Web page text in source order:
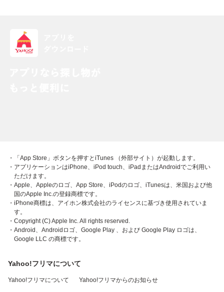
・「App Store」ボタンを押すとiTunes （外部サイト）が起動します。
・アプリケーションはiPhone、iPod touch、iPadまたはAndroidでご利用い
ただけます。
・Apple、Appleのロゴ、App Store、iPodのロゴ、iTunesは、米国および他
国のApple Inc.の登録商標です。
・iPhone商標は、アイホン株式会社のライセンスに基づき使用されていま
す。
・Copyright (C) Apple Inc. All rights reserved.
・Android、Androidロゴ、Google Play 、および Google Play ロゴは、
Google LLC の商標です。
Yahoo!フリマについて
Yahoo!フリマについて Yahoo!フリマからのお知らせ